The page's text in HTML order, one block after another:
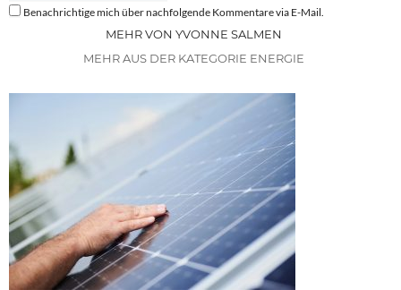
Benachrichtige mich über nachfolgende Kommentare via E-Mail.
MEHR VON YVONNE SALMEN
MEHR AUS DER KATEGORIE ENERGIE